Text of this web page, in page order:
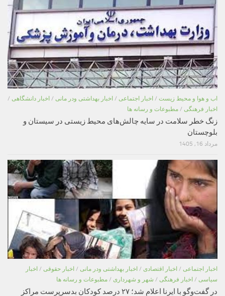
اب و هوا و محیط زیست / اخبار اجتماعی / اخبار بهداشتی ودر مانی / اخبار دانشگاهی /
اخبار فرهنگی / مطبوعات و رسانه ها
زنگ خطر سلامت در سایه چالش‌های محیط زیستی در سیستان و
بلوچستان
مرداد 16, 1405
اخبار اجتماعی / اخبار اقتصادی / اخبار بهداشتی ودر مانی / اخبار حقوقی / اخبار
سیاسی / اخبار فرهنگی / شهر و شهرداری / مطبوعات و رسانه ها
در گفت‌وگو با ایرنا اعلام شد؛ ۲۷ درصد کودکان بدسرپرست مراکز